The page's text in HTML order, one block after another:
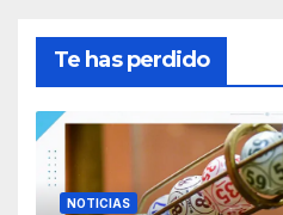
Te has perdido
NOTICIAS